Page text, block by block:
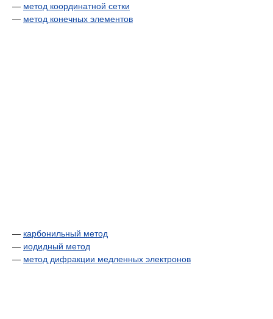
— метод координатной сетки
— метод конечных элементов
— карбонильный метод
— иодидный метод
— метод дифракции медленных электронов